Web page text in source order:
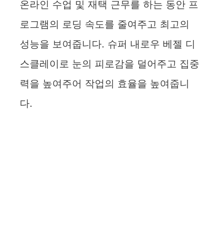
온라인 수업 및 재택 근무를 하는 동안 프
로그램의 로딩 속도를 줄여주고 최고의
성능을 보여줍니다. 슈퍼 내로우 베젤 디
스클레이로 눈의 피로감을 덜어주고 집중
력을 높여주어 작업의 효율을 높여줍니
다.